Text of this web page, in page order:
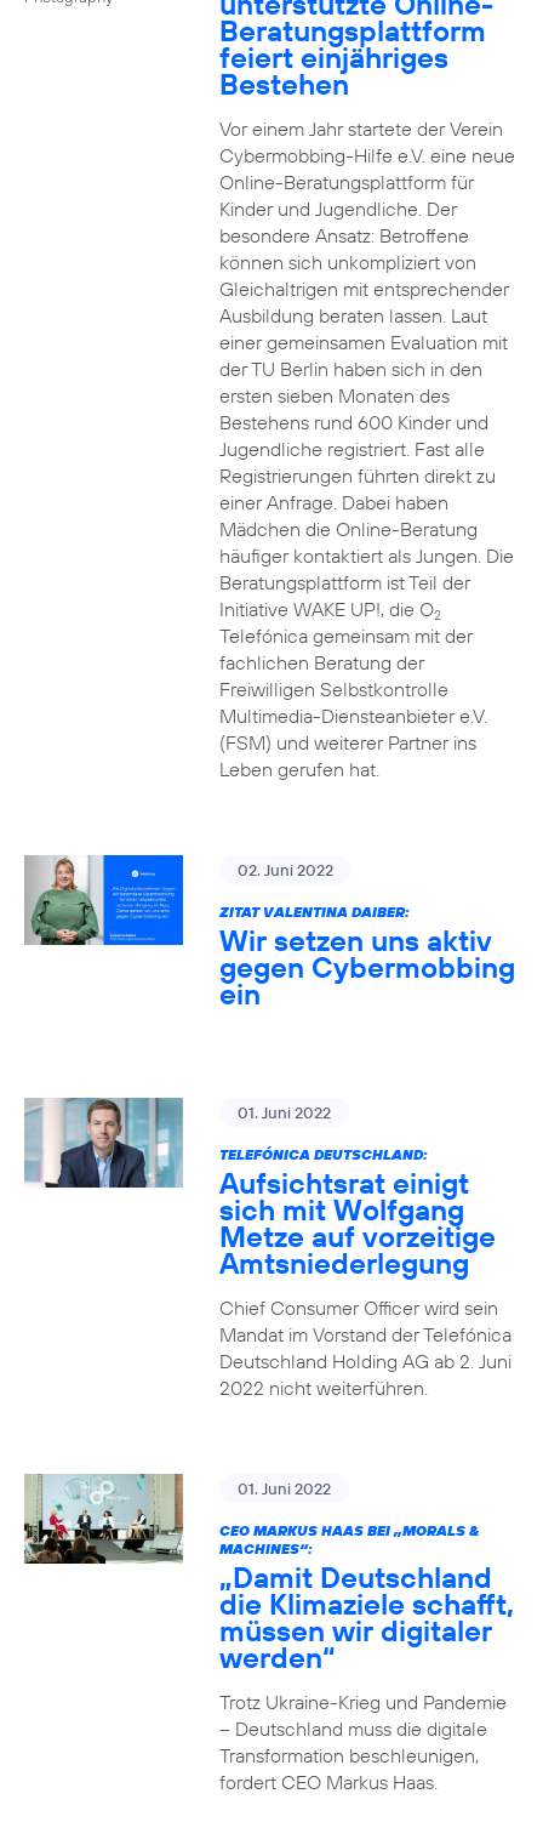
Beratungsplattform
feiert einjähriges
Bestehen
Vor einem Jahr startete der Verein
Cybermobbing-Hilfe e.V. eine neue
Online-Beratungsplattform für
Kinder und Jugendliche. Der
besondere Ansatz: Betroffene
können sich unkompliziert von
Gleichaltrigen mit entsprechender
Ausbildung beraten lassen. Laut
einer gemeinsamen Evaluation mit
der TU Berlin haben sich in den
ersten sieben Monaten des
Bestehens rund 600 Kinder und
Jugendliche registriert. Fast alle
Registrierungen führten direkt zu
einer Anfrage. Dabei haben
Mädchen die Online-Beratung
häufiger kontaktiert als Jungen. Die
Beratungsplattform ist Teil der
Initiative WAKE UP!, die O2
Telefónica gemeinsam mit der
fachlichen Beratung der
Freiwilligen Selbstkontrolle
Multimedia-Diensteanbieter e.V.
(FSM) und weiterer Partner ins
Leben gerufen hat.
02. Juni 2022
ZITAT VALENTINA DAIBER:
Wir setzen uns aktiv
gegen Cybermobbing
ein
01. Juni 2022
TELEFÓNICA DEUTSCHLAND:
Aufsichtsrat einigt
sich mit Wolfgang
Metze auf vorzeitige
Amtsniederlegung
Chief Consumer Officer wird sein
Mandat im Vorstand der Telefónica
Deutschland Holding AG ab 2. Juni
2022 nicht weiterführen.
01. Juni 2022
CEO MARKUS HAAS BEI „MORALS &
MACHINES“:
„Damit Deutschland
die Klimaziele schafft,
müssen wir digitaler
werden“
Trotz Ukraine-Krieg und Pandemie
– Deutschland muss die digitale
Transformation beschleunigen,
fordert CEO Markus Haas.